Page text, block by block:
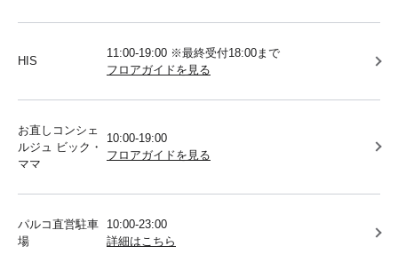
HIS
11:00-19:00 ※最終受付18:00まで
フロアガイドを見る
お直しコンシェ
ルジュ ビック・
ママ
10:00-19:00
フロアガイドを見る
パルコ直営駐車
場
10:00-23:00
詳細はこちら